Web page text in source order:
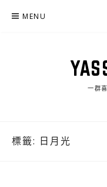
MENU
一群
標籤: 日月光